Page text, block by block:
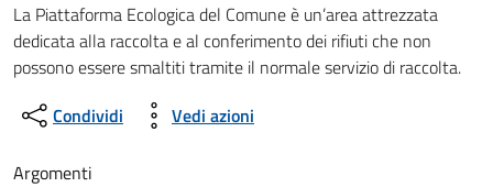
La Piattaforma Ecologica del Comune è un’area attrezzata
dedicata alla raccolta e al conferimento dei rifiuti che non
possono essere smaltiti tramite il normale servizio di raccolta.
Condividi
Vedi azioni
Argomenti